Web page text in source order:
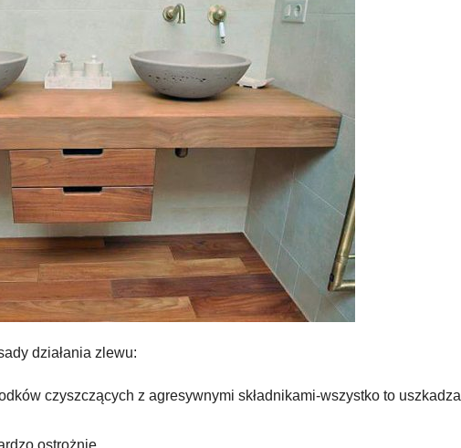
działania zlewu:
czyszczących z agresywnymi składnikami-wszystko to uszkadza
ostrożnie.